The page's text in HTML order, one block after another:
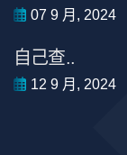
07 9 月, 2024
自己查..
12 9 月, 2024